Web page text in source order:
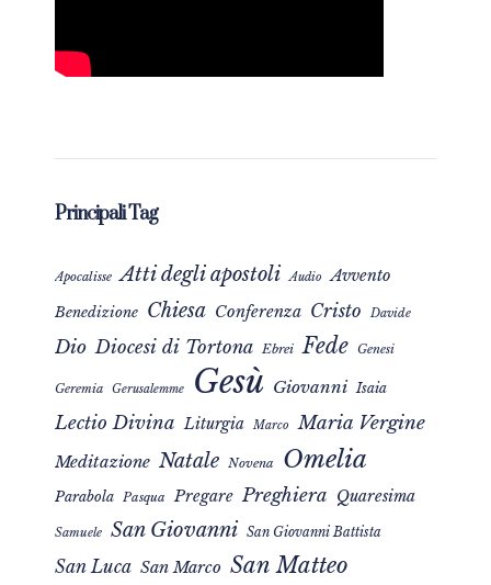
Principali Tag
Apocalisse Atti degli apostoli Audio Avvento
Benedizione Chiesa Conferenza Cristo Davide
Dio Diocesi di Tortona Ebrei Fede Genesi
Geremia Gerusalemme Gesù Giovanni Isaia
Lectio Divina Liturgia Marco Maria Vergine
Meditazione Natale Novena Omelia
Parabola Pasqua Pregare Preghiera Quaresima
Samuele San Giovanni San Giovanni Battista
San Luca San Marco San Matteo